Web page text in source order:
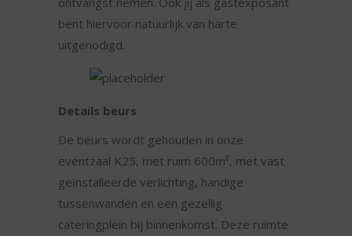
bent hiervoor natuurlijk van harte
uitgenodigd.
Details beurs
De beurs wordt gehouden in onze
eventzaal K25, met ruim 600m², met vast
geïnstalleerde verlichting, handige
tussenwanden en een gezellig
cateringplein bij binnenkomst. Deze ruimte